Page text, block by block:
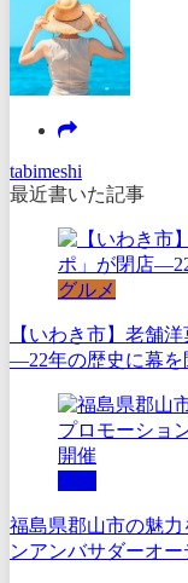
tabimeshi
最近書いた記事
グルメ
【いわき市】老舗
―22年の歴史に幕を
体験
福島県郡山市の魅
ンアンバサダーオ